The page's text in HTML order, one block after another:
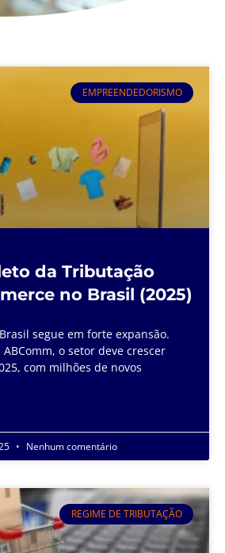
EMPREENDEDORISMO
da Tributação
no Brasil (2025)
segue em forte expansão.
o setor deve crescer
com milhões de novos
Nenhum comentário
REGIME DE TRIBUTAÇÃO